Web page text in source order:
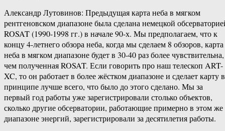
Александр Лутовинов: Предыдущая карта неба в мягком
рентгеновском диапазоне была сделана немецкой
ROSAT (1990-1998 гг.) в начале 90-х. Мы предполагаем, что к
концу 4-летнего обзора неба, когда мы сделаем 8 обзоров, карта
неба в мягком диапазоне будет в 30-40 раз более чувствительна,
чем полученная ROSAT. Если говорить про наш телескоп ART-
XC, то он работает в более жёстком диапазоне и сделает карту в
принципе лучше всего, что было до этого сделано. Мы за
первый год работы уже зарегистрировали столько объектов,
сколько другие обсерватории, работающие примерно в этом же
диапазоне энергий, зарегистрировали за десятилетия работы.